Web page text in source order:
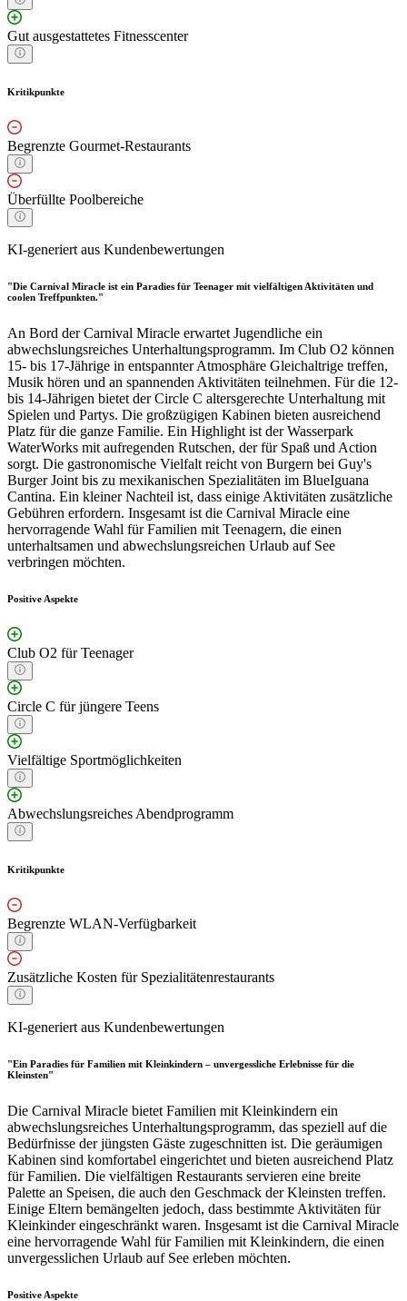
Gut ausgestattetes Fitnesscenter
Kritikpunkte
Begrenzte Gourmet-Restaurants
Überfüllte Poolbereiche
KI-generiert aus Kundenbewertungen
"Die Carnival Miracle ist ein Paradies für Teenager mit vielfältigen Aktivitäten und
coolen Treffpunkten."
An Bord der Carnival Miracle erwartet Jugendliche ein
abwechslungsreiches Unterhaltungsprogramm. Im Club O2 können
15- bis 17-Jährige in entspannter Atmosphäre Gleichaltrige treffen,
Musik hören und an spannenden Aktivitäten teilnehmen. Für die 12-
bis 14-Jährigen bietet der Circle C altersgerechte Unterhaltung mit
Spielen und Partys. Die großzügigen Kabinen bieten ausreichend
Platz für die ganze Familie. Ein Highlight ist der Wasserpark
WaterWorks mit aufregenden Rutschen, der für Spaß und Action
sorgt. Die gastronomische Vielfalt reicht von Burgern bei Guy's
Burger Joint bis zu mexikanischen Spezialitäten im BlueIguana
Cantina. Ein kleiner Nachteil ist, dass einige Aktivitäten zusätzliche
Gebühren erfordern. Insgesamt ist die Carnival Miracle eine
hervorragende Wahl für Familien mit Teenagern, die einen
unterhaltsamen und abwechslungsreichen Urlaub auf See
verbringen möchten.
Positive Aspekte
Club O2 für Teenager
Circle C für jüngere Teens
Vielfältige Sportmöglichkeiten
Abwechslungsreiches Abendprogramm
Kritikpunkte
Begrenzte WLAN-Verfügbarkeit
Zusätzliche Kosten für Spezialitätenrestaurants
KI-generiert aus Kundenbewertungen
"Ein Paradies für Familien mit Kleinkindern – unvergessliche Erlebnisse für die
Kleinsten"
Die Carnival Miracle bietet Familien mit Kleinkindern ein
abwechslungsreiches Unterhaltungsprogramm, das speziell auf die
Bedürfnisse der jüngsten Gäste zugeschnitten ist. Die geräumigen
Kabinen sind komfortabel eingerichtet und bieten ausreichend Platz
für Familien. Die vielfältigen Restaurants servieren eine breite
Palette an Speisen, die auch den Geschmack der Kleinsten treffen.
Einige Eltern bemängelten jedoch, dass bestimmte Aktivitäten für
Kleinkinder eingeschränkt waren. Insgesamt ist die Carnival Miracle
eine hervorragende Wahl für Familien mit Kleinkindern, die einen
unvergesslichen Urlaub auf See erleben möchten.
Positive Aspekte